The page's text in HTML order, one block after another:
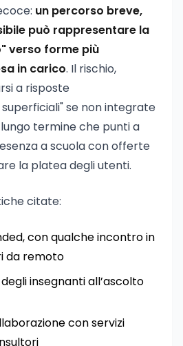
un percorso breve,
può rappresentare la
verso forme più
in carico. Il rischio,
a risposte
se non integrate
termine che punti a
a scuola con offerte
la platea degli utenti.
citate:
con qualche incontro in
da remoto
insegnanti all’ascolto
con servizi